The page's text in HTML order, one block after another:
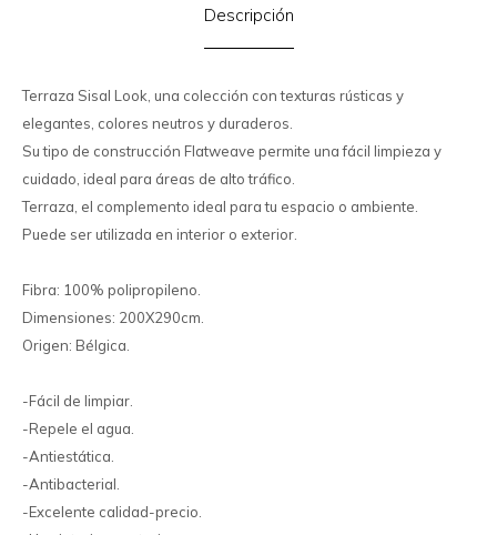
Descripción
Terraza Sisal Look, una colección con texturas rústicas y
elegantes, colores neutros y duraderos.
Su tipo de construcción Flatweave permite una fácil limpieza y
cuidado, ideal para áreas de alto tráfico.
Terraza, el complemento ideal para tu espacio o ambiente.
Puede ser utilizada en interior o exterior.
Fibra: 100% polipropileno.
Dimensiones: 200X290cm.
Origen: Bélgica.
-Fácil de limpiar.
-Repele el agua.
-Antiestática.
-Antibacterial.
-Excelente calidad-precio.